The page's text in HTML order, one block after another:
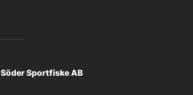
Söder Sportfiske AB